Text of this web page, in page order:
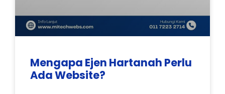
Mengapa Ejen Hartanah Perlu
Ada Website?